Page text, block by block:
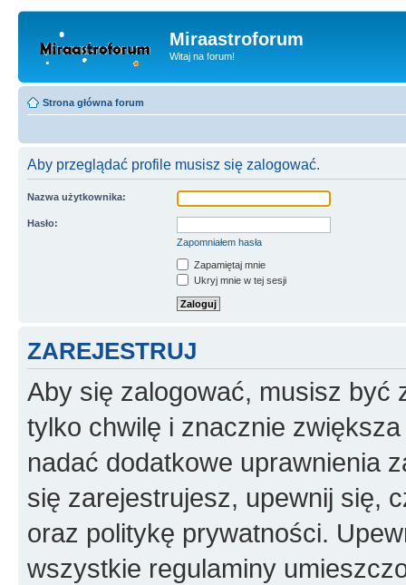
Miraastroforum
Witaj na forum!
Strona główna forum
Aby przeglądać profile musisz się zalogować.
Nazwa użytkownika:
Hasło:
Zapomniałem hasła
Zapamiętaj mnie
Ukryj mnie w tej sesji
ZAREJESTRUJ
Aby się zalogować, musisz być
tylko chwilę i znacznie
nadać dodatkowe uprawnienia
się zarejestrujesz, upewnij się,
oraz politykę prywatności.
wszystkie regulaminy